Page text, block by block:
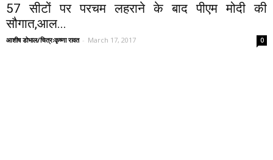
57 सीटों पर परचम लहराने के बाद पीएम मोदी की
सौगात,आल...
आशीष डोभाल/चित्रःकृष्णा रावत - March 17, 2017 0